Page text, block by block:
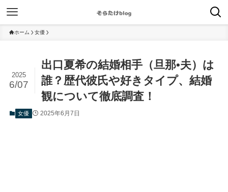
ホーム 女優
出口夏希の結婚相手（旦那•夫）は
誰？歴代彼氏や好きタイプ、結婚
観について徹底調査！
2025
6/07
女優 2025年6月7日